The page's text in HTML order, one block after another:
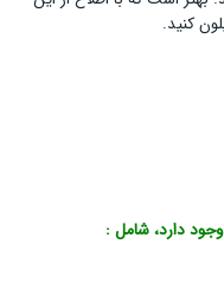
کنید.
دارد، شامل :